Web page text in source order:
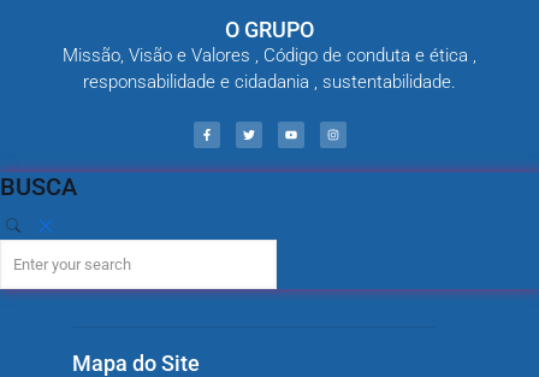
O GRUPO
Missão, Visão e Valores , Código de conduta e ética ,
responsabilidade e cidadania , sustentabilidade.
BUSCA
Mapa do Site